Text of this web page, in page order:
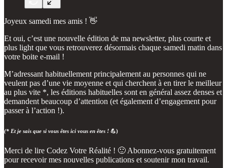
Joyeux samedi mes amis ! 👋
Et oui, c’est une nouvelle édition de ma newsletter, plus courte et
plus light que vous retrouverez désormais chaque samedi matin dans
votre boite e-mail !
M’adressant habituellement principalement au personnes qui ne
veulent pas d’une vie moyenne et qui cherchent à en tirer le meilleur
au plus vite *, les éditions habituelles sont en général assez denses et
demandent beaucoup d’attention (et également d’engagement pour
passer à l’action !).
(* Et je sais que si vous êtes ici vous en êtes ! 💪)
Merci de lire Codez Votre Réalité ! 🙂 Abonnez-vous gratuitement
pour recevoir mes nouvelles publications et soutenir mon travail.